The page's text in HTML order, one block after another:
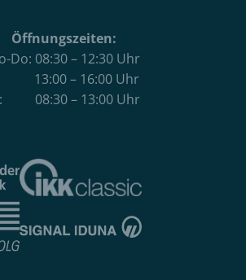
Öffnungszeiten:
Do: 08:30 – 12:30 Uhr
– 16:00 Uhr
08:30 – 13:00 Uhr